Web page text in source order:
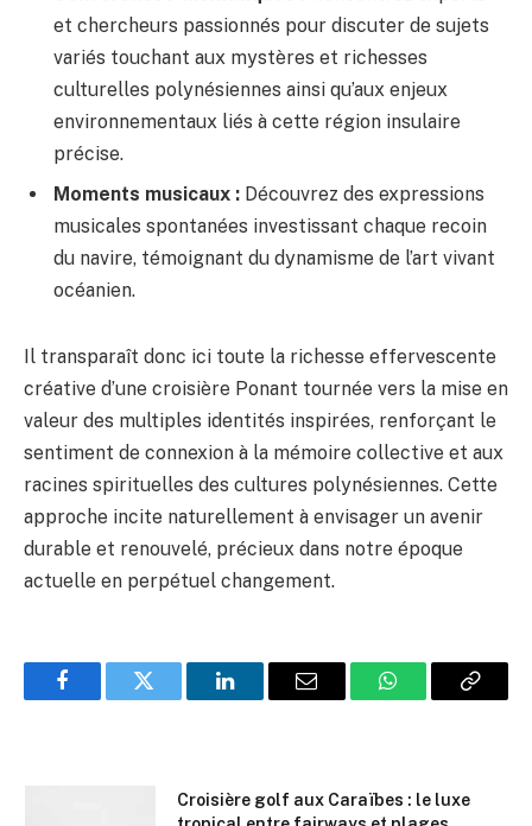
et chercheurs passionnés pour discuter de sujets
variés touchant aux mystères et richesses
culturelles polynésiennes ainsi qu’aux enjeux
environnementaux liés à cette région insulaire
précise.
Moments musicaux : Découvrez des expressions
musicales spontanées investissant chaque recoin
du navire, témoignant du dynamisme de l’art vivant
océanien.
Il transparaît donc ici toute la richesse effervescente
créative d’une croisière Ponant tournée vers la mise en
valeur des multiples identités inspirées, renforçant le
sentiment de connexion à la mémoire collective et aux
racines spirituelles des cultures polynésiennes. Cette
approche incite naturellement à envisager un avenir
durable et renouvelé, précieux dans notre époque
actuelle en perpétuel changement.
FacebookTwitter LinkedInEmail WhatsAppCopy
Croisière golf aux Caraïbes : le luxe